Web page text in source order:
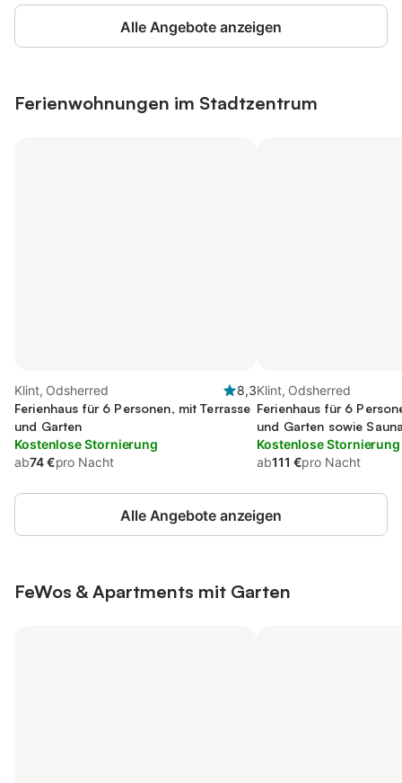
Alle Angebote anzeigen
Ferienwohnungen im Stadtzentrum
Klint, Odsherred
8,3
Ferienhaus für 6 Personen, mit Terrasse
und Garten
Kostenlose Stornierung
ab74 €pro Nacht
Klint, Odsherred
Ferienhaus für 6
und Garten sowie
Kostenlose Stornierung
ab111 €pro Nacht
Alle Angebote anzeigen
FeWos & Apartments mit Garten